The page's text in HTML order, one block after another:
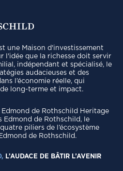
une Maison d'investissement
l'idée que la richesse doit servir
indépendant et spécialisé, le
audacieuses et des
l’économie réelle, qui
long-terme et impact.
de Rothschild Heritage
Edmond de Rothschild, le
piliers de l’écosystème
de Rothschild.
L’AUDACE DE BÂTIR L’AVENIR